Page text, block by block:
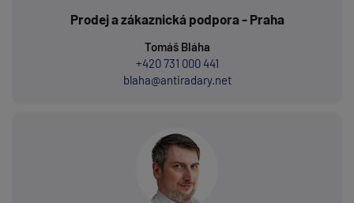
Prodej a zákaznická podpora - Praha
Tomáš Bláha
+420 731 000 441
blaha@antiradary.net